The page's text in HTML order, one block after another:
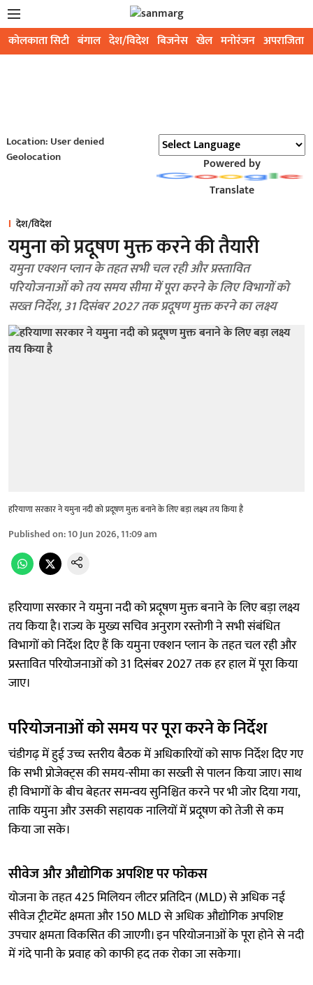
कोलकाता सिटी बंगाल देश/विदेश बिजनेस खेल मनोरंजन अपराजिता
Location: User denied
Geolocation
Powered by
Translate
देश/विदेश
यमुना को प्रदूषण मुक्त करने की तैयारी
यमुना एक्शन प्लान के तहत सभी चल रही और प्रस्तावित
परियोजनाओं को तय समय सीमा में पूरा करने के लिए विभागों को
सख्त निर्देश, 31 दिसंबर 2027 तक प्रदूषण मुक्त करने का लक्ष्य
हरियाणा सरकार ने यमुना नदी को प्रदूषण मुक्त बनाने के लिए बड़ा लक्ष्य तय किया है
Published on:10 Jun 2026, 11:09 am
हरियाणा सरकार ने यमुना नदी को प्रदूषण मुक्त बनाने के लिए बड़ा लक्ष्य
तय किया है। राज्य के मुख्य सचिव अनुराग रस्तोगी ने सभी संबंधित
विभागों को निर्देश दिए हैं कि यमुना एक्शन प्लान के तहत चल रही और
प्रस्तावित परियोजनाओं को 31 दिसंबर 2027 तक हर हाल में पूरा किया
जाए।
परियोजनाओं को समय पर पूरा करने के निर्देश
चंडीगढ़ में हुई उच्च स्तरीय बैठक में अधिकारियों को साफ निर्देश दिए गए
कि सभी प्रोजेक्ट्स की समय-सीमा का सख्ती से पालन किया जाए। साथ
ही विभागों के बीच बेहतर समन्वय सुनिश्चित करने पर भी जोर दिया गया,
ताकि यमुना और उसकी सहायक नालियों में प्रदूषण को तेजी से कम
किया जा सके।
सीवेज और औद्योगिक अपशिष्ट पर फोकस
योजना के तहत 425 मिलियन लीटर प्रतिदिन (MLD) से अधिक नई
सीवेज ट्रीटमेंट क्षमता और 150 MLD से अधिक औद्योगिक अपशिष्ट
उपचार क्षमता विकसित की जाएगी। इन परियोजनाओं के पूरा होने से नदी
में गंदे पानी के प्रवाह को काफी हद तक रोका जा सकेगा।